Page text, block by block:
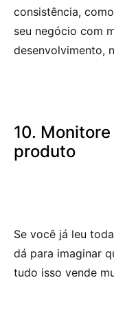
consistência,
seu negócio com
desenvolvimento,
10.
produto
Se você já leu
dá para imaginar
tudo isso vende